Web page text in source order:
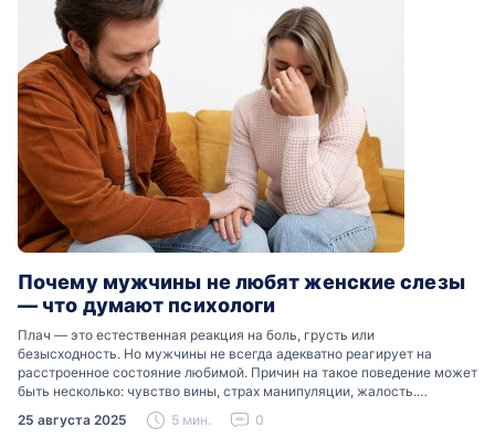
Почему мужчины не любят женские слезы
— что думают психологи
Плач — это естественная реакция на боль, грусть или
безысходность. Но мужчины не всегда адекватно реагирует на
расстроенное состояние любимой. Причин на такое поведение может
быть несколько: чувство вины, страх манипуляции, жалость.
Разобраться, почему мужчины боятся женских слез, помогут советы
психологов…
25 августа 2025 5 мин. 0